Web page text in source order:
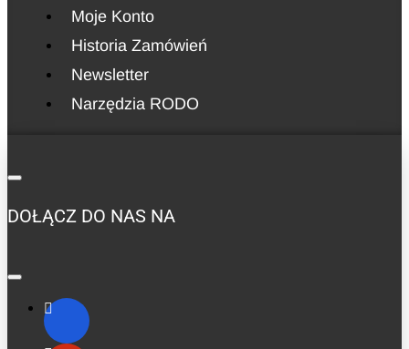
Moje Konto
Historia Zamówień
Newsletter
Narzędzia RODO
DOŁĄCZ DO NAS NA